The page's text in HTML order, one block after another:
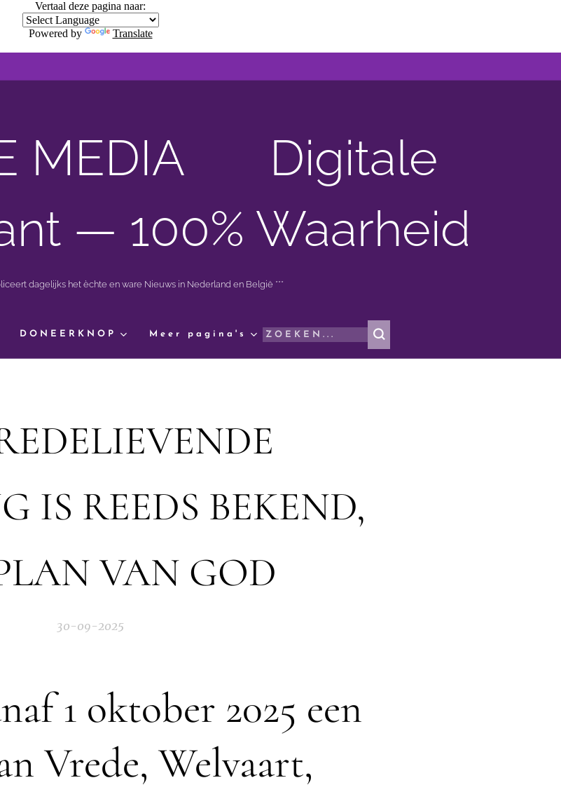
Vertaal deze pagina naar:
Powered by Translate
MEDIA 🟣 Digitale
— 100% Waarheid
dagelijks het èchte en ware Nieuws in Nederland en België ***
DONEERKNOP Meer pagina's
IS REEDS BEKEND,
VAN GOD
30-09-2025
1 oktober 2025 een
Vrede, Welvaart,